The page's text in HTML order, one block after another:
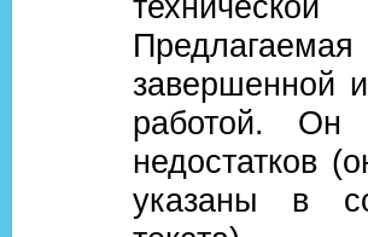
завершенной
работой. Он
недостатков
указаны в